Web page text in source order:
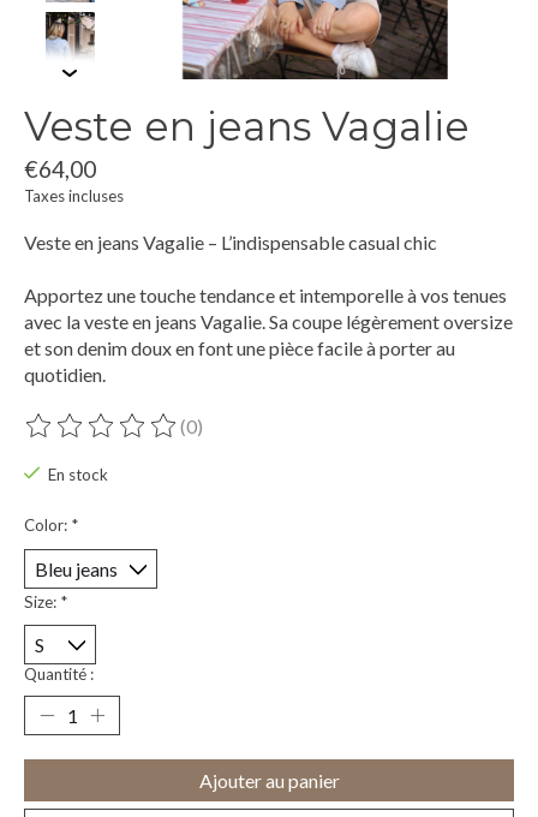
Veste en jeans Vagalie
€64,00
Taxes incluses
Veste en jeans Vagalie – L’indispensable casual chic
Apportez une touche tendance et intemporelle à vos tenues
avec la veste en jeans Vagalie. Sa coupe légèrement oversize
et son denim doux en font une pièce facile à porter au
quotidien.
Ce produit est évalué à
(0)
En stock
Color: *
Size: *
Quantité :
Ajouter au panier